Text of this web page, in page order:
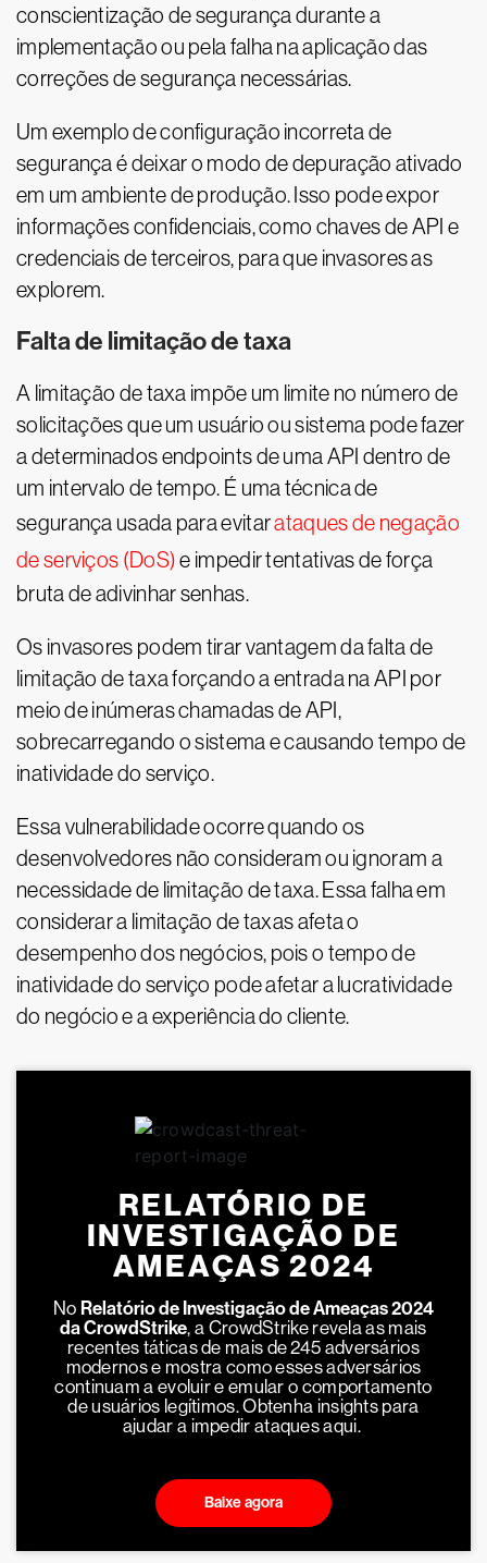
conscientização de segurança durante a
implementação ou pela falha na aplicação das
correções de segurança necessárias.
Um exemplo de configuração incorreta de
segurança é deixar o modo de depuração ativado
em um ambiente de produção. Isso pode expor
informações confidenciais, como chaves de API e
credenciais de terceiros, para que invasores as
explorem.
Falta de limitação de taxa
A limitação de taxa impõe um limite no número de
solicitações que um usuário ou sistema pode fazer
a determinados endpoints de uma API dentro de
um intervalo de tempo. É uma técnica de
segurança usada para evitarataques de negação
de serviços (DoS)e impedir tentativas de força
bruta de adivinhar senhas.
Os invasores podem tirar vantagem da falta de
limitação de taxa forçando a entrada na API por
meio de inúmeras chamadas de API,
sobrecarregando o sistema e causando tempo de
inatividade do serviço.
Essa vulnerabilidade ocorre quando os
desenvolvedores não consideram ou ignoram a
necessidade de limitação de taxa. Essa falha em
considerar a limitação de taxas afeta o
desempenho dos negócios, pois o tempo de
inatividade do serviço pode afetar a lucratividade
do negócio e a experiência do cliente.
RELATÓRIO DE
INVESTIGAÇÃO DE
AMEAÇAS 2024
No Relatório de Investigação de Ameaças 2024
da CrowdStrike, a CrowdStrike revela as mais
recentes táticas de mais de 245 adversários
modernos e mostra como esses adversários
continuam a evoluir e emular o comportamento
de usuários legítimos. Obtenha insights para
ajudar a impedir ataques aqui.
Baixe agora